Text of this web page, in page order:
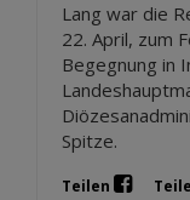
Lang war die
22. April, zum
Begegnung in
Spitze.
Teilen